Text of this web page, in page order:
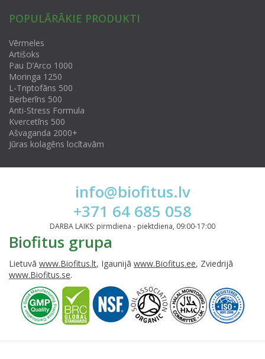
POPULĀRĀKIE PRODUKTI
Vērmeles
Artišoks
Pau D’Arco 1000
Moringa 1250
L-Triptofāns 500
Berberīns 500
Anti-Stress Formula
Kvercetīns 500
Ašvaganda 2000+
Jūras kolagēns locītavām
info@biofitus.lv
+371 64 685 058
DARBA LAIKS: pirmdiena - piektdiena, 09:00-17:00
Biofitus grupa
Lietuvā www.Biofitus.lt, Igaunijā www.Biofitus.ee, Zviedrijā
www.Biofitus.se.